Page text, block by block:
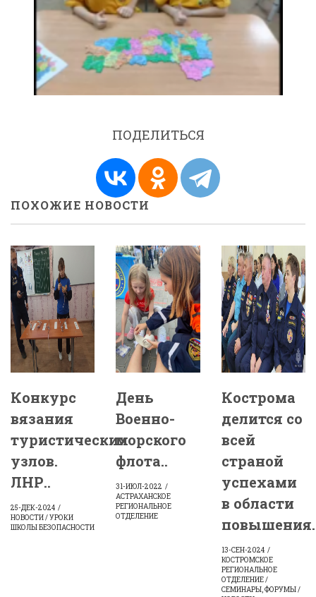
ПОДЕЛИТЬСЯ
ПОХОЖИЕ НОВОСТИ
Конкурс
вязания
туристических
узлов.
ЛНР..
25-ДЕК-2024
НОВОСТИ / УРОКИ
ШКОЛЫ БЕЗОПАСНОСТИ
День
Военно-
морского
флота..
31-ИЮЛ-2022
АСТРАХАНСКОЕ
РЕГИОНАЛЬНОЕ
ОТДЕЛЕНИЕ
Кострома
делится со
всей
страной
успехами
в области
13-СЕН-2024
КОСТРОМСКОЕ
РЕГИОНАЛЬНОЕ
ОТДЕЛЕНИЕ /
СЕМИНАРЫ, ФОРУМЫ /